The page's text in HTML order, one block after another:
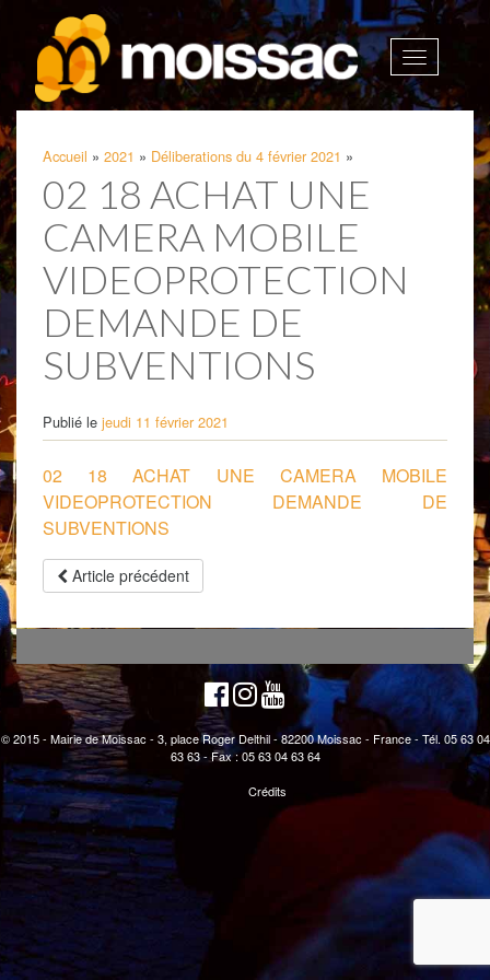
Afficher
la
Accueil » 2021 » Déliberations du 4 février 2021 »
02 18 ACHAT UNE
CAMERA MOBILE
VIDEOPROTECTION
DEMANDE DE
SUBVENTIONS
Publié le jeudi 11 février 2021
02 18 ACHAT UNE CAMERA MOBILE
VIDEOPROTECTION DEMANDE DE
SUBVENTIONS
Article précédent
© 2015 - Mairie de Moissac - 3, place Roger Delthil - 82200 Moissac - France - Tél. 05 63 04
63 63 - Fax : 05 63 04 63 64
Crédits